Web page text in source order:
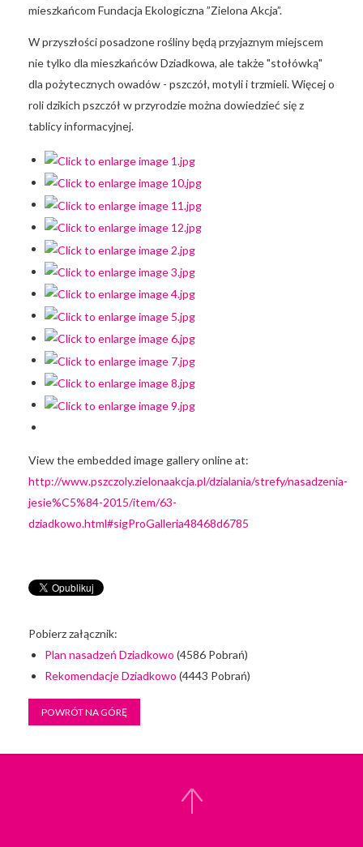
mieszkańcom Fundacja Ekologiczna ”Zielona Akcja”.
W przyszłości posadzone rośliny będą przyjaznym miejscem
nie tylko dla mieszkańców Dziadkowa, ale także "stołówką"
dla pożytecznych owadów - pszczół, motyli i trzmieli. Więcej o
roli dzikich pszczół w przyrodzie można dowiedzieć się z
tablicy informacyjnej.
View the embedded image gallery online at:
http://www.pszczoly.zielonaakcja.pl/dzialania/strefy/nasadzenia-
jesie%C5%84-2015/item/63-
dziadkowo.html#sigProGalleria48468d6785
Pobierz załącznik:
Plan nasadzeń Dziadkowo (4586 Pobrań)
Rekomendacje Dziadkowo (4443 Pobrań)
POWRÓT NA GÓRĘ